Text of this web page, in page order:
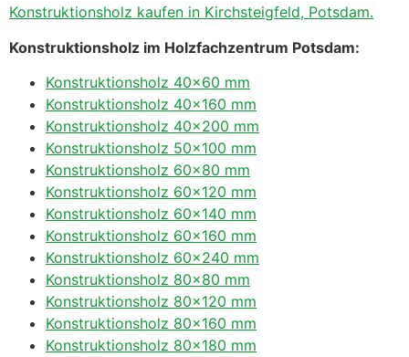
Konstruktionsholz kaufen in Kirchsteigfeld, Potsdam.
Konstruktionsholz im Holzfachzentrum Potsdam:
Konstruktionsholz 40×60 mm
Konstruktionsholz 40×160 mm
Konstruktionsholz 40×200 mm
Konstruktionsholz 50×100 mm
Konstruktionsholz 60×80 mm
Konstruktionsholz 60×120 mm
Konstruktionsholz 60×140 mm
Konstruktionsholz 60×160 mm
Konstruktionsholz 60×240 mm
Konstruktionsholz 80×80 mm
Konstruktionsholz 80×120 mm
Konstruktionsholz 80×160 mm
Konstruktionsholz 80×180 mm